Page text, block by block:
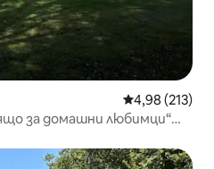
Средна
4,98 (213)
за домашни любимци“